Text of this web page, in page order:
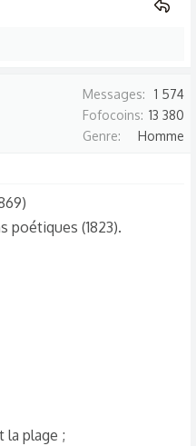
Messages
1 574
Fofocoins 13 380
Genre
Homme
poétiques (1823).
la plage ;